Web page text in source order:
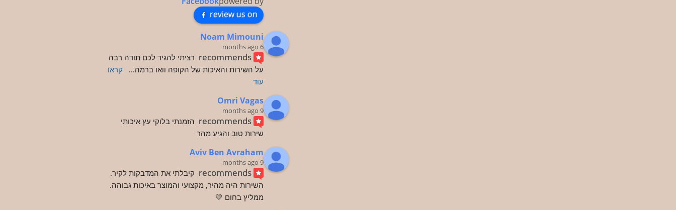
review us on
Noam Mimouni
6 months ago
recommends
על השירות והאיכות של הקופה וואו ברמה...
עוד
Omri Vagas
9 months ago
recommends
שירות טוב והגיע מהר
Aviv Ben Avraham
9 months ago
recommends קיבלתי את המדבקות לקיר.
השירות היה מהיר, מקצועי והמוצר באיכות גבוהה.
ממליץ בחום 💛